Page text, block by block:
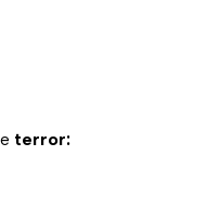
terror: